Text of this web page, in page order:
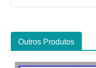
Outros Produtos